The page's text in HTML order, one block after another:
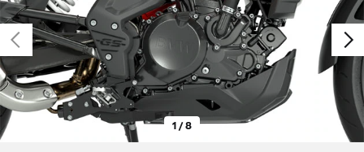
1 / 8